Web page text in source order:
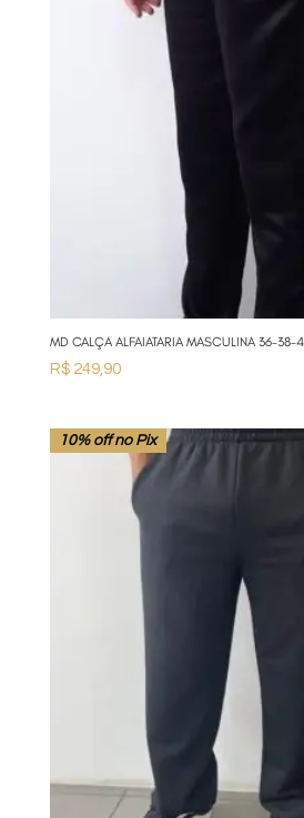
MD CALÇA ALFAIATARIA MASCULINA 36-
R$249,90
10% off no Pix